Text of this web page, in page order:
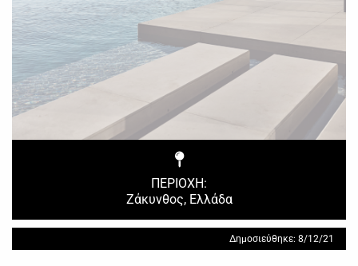
ΠΕΡΙΟΧΗ:
Ζάκυνθος, Ελλάδα
Δημοσιεύθηκε: 8/12/21